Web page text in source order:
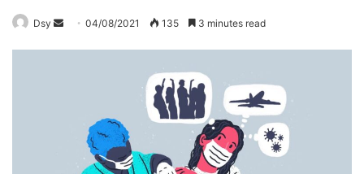
Dsy
Send04/08/2021 135 3 minutes read